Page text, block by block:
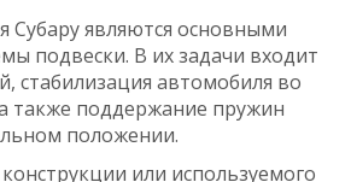
Субару являются основными
подвески. В их задачи входит
стабилизация автомобиля во
также поддержание пружин
положении.
или используемого